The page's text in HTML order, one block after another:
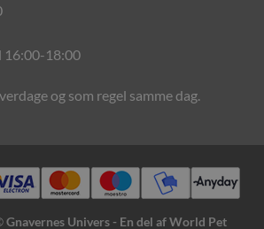
16:00-18:00
og som regel samme dag.
Gnavernes Univers - En del af World Pet